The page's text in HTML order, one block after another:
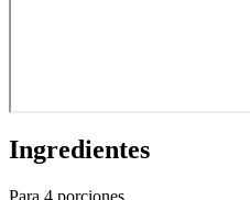
Ingredientes
Para 4 porciones